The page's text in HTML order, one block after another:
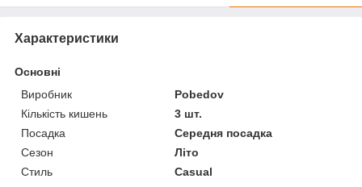
Характеристики
Основні
Виробник
Pobedov
Кількість кишень
3 шт.
Посадка
Середня посадка
Сезон
Літо
Стиль
Casual